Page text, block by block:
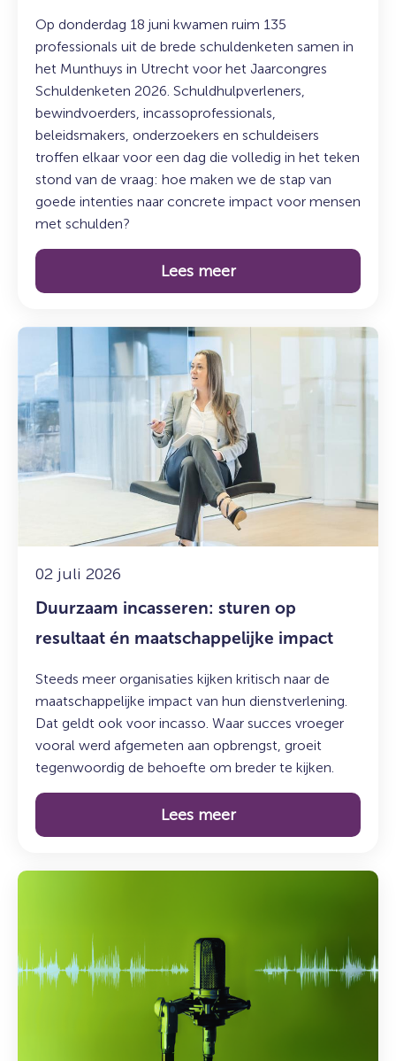
Op donderdag 18 juni kwamen ruim 135
professionals uit de brede schuldenketen samen in
het Munthuys in Utrecht voor het Jaarcongres
Schuldenketen 2026. Schuldhulpverleners,
bewindvoerders, incassoprofessionals,
beleidsmakers, onderzoekers en schuldeisers
troffen elkaar voor een dag die volledig in het teken
stond van de vraag: hoe maken we de stap van
goede intenties naar concrete impact voor mensen
met schulden?
Lees meer
02 juli 2026
Duurzaam incasseren: sturen op
resultaat én maatschappelijke impact
Steeds meer organisaties kijken kritisch naar de
maatschappelijke impact van hun dienstverlening.
Dat geldt ook voor incasso. Waar succes vroeger
vooral werd afgemeten aan opbrengst, groeit
tegenwoordig de behoefte om breder te kijken.
Lees meer
Lees
over:
Duurzaam
incasseren:
sturen
op
resultaat
impact
Lees
Syncasso
Podcast